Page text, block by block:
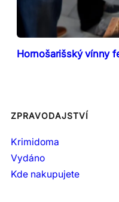
Hornošarišský vínny
ZPRAVODAJSTVÍ
Krimidoma
Vydáno
Kde nakupujete